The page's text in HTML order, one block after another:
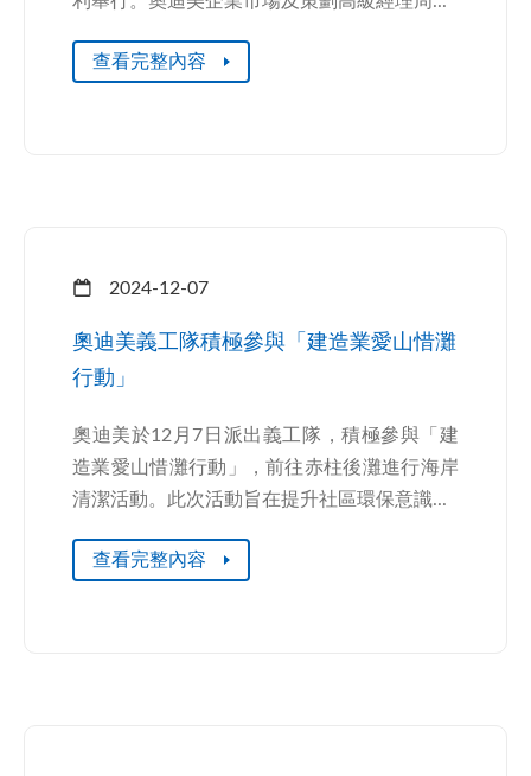
查看完整內容
2024-12-07
奧迪美義工隊積極參與「建造業愛山惜灘
行動」
奧迪美於12月7日派出義工隊，積極參與「建
造業愛山惜灘行動」，前往赤柱後灘進行海岸
清潔活動。此次活動旨在提升社區環保意識...
查看完整內容